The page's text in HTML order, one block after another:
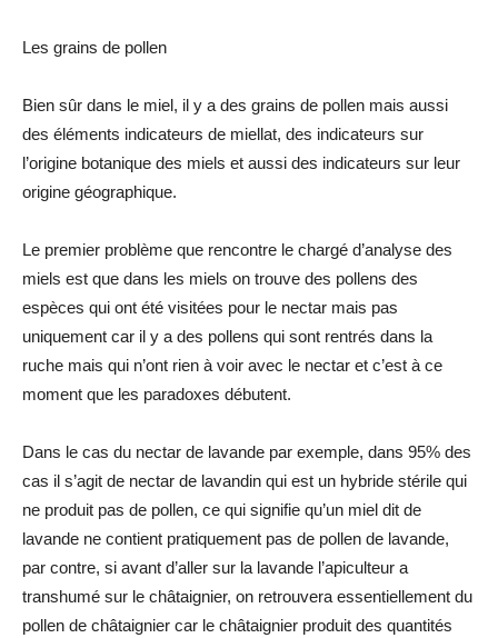
Les grains de pollen
Bien sûr dans le miel, il y a des grains de pollen mais aussi
des éléments indicateurs de miellat, des indicateurs sur
l’origine botanique des miels et aussi des indicateurs sur leur
origine géographique.
Le premier problème que rencontre le chargé d’analyse des
miels est que dans les miels on trouve des pollens des
espèces qui ont été visitées pour le nectar mais pas
uniquement car il y a des pollens qui sont rentrés dans la
ruche mais qui n’ont rien à voir avec le nectar et c’est à ce
moment que les paradoxes débutent.
Dans le cas du nectar de lavande par exemple, dans 95% des
cas il s’agit de nectar de lavandin qui est un hybride stérile qui
ne produit pas de pollen, ce qui signifie qu’un miel dit de
lavande ne contient pratiquement pas de pollen de lavande,
par contre, si avant d’aller sur la lavande l’apiculteur a
transhumé sur le châtaignier, on retrouvera essentiellement du
pollen de châtaignier car le châtaignier produit des quantités